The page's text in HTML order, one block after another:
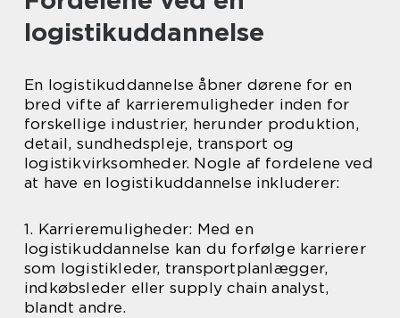
logistikuddannelse
En logistikuddannelse åbner dørene for en
bred vifte af karrieremuligheder inden for
forskellige industrier, herunder produktion,
detail, sundhedspleje, transport og
logistikvirksomheder. Nogle af fordelene ved
at have en logistikuddannelse inkluderer:
1. Karrieremuligheder: Med en
logistikuddannelse kan du forfølge karrierer
som logistikleder, transportplanlægger,
indkøbsleder eller supply chain analyst,
blandt andre.